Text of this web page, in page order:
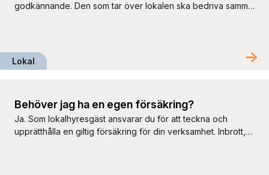
Lokal
godkännande. Den som tar över lokalen ska bedriva samma
Ernst Rosén. När vi har fått alla uppgifter gör vi en […]
Behöver jag ha en egen försäkring?
Ja. Som lokalhyresgäst ansvarar du för att teckna och
upprätthålla en giltig försäkring för din verksamhet. Inbrott,